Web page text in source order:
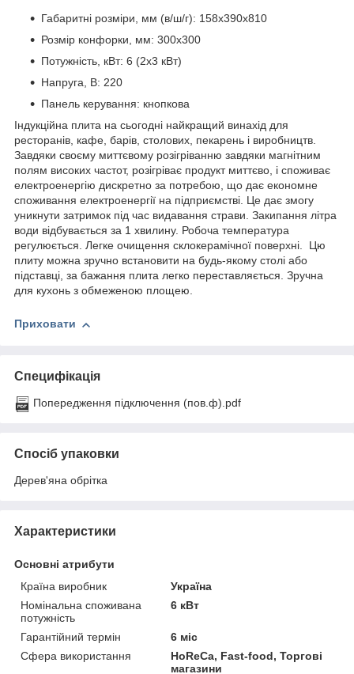
Габаритні розміри, мм (в/ш/г): 158х390х810
Розмір конфорки, мм: 300х300
Потужність, кВт: 6 (2х3 кВт)
Напруга, В: 220
Панель керування: кнопкова
Індукційна плита на сьогодні найкращий винахід для
ресторанів, кафе, барів, столових, пекарень і виробництв.
Завдяки своєму миттєвому розігріванню завдяки магнітним
полям високих частот, розігріває продукт миттєво, і споживає
електроенергію дискретно за потребою, що дає економне
споживання електроенергії на підприємстві. Це дає змогу
уникнути затримок під час видавання страви. Закипання літра
води відбувається за 1 хвилину. Робоча температура
регулюється. Легке очищення склокерамічної поверхні. Цю
плиту можна зручно встановити на будь-якому столі або
підставці, за бажання плита легко переставляється. Зручна
для кухонь з обмеженою площею.
Приховати
Специфікація
Попередження підключення (пов.ф).pdf
Спосіб упаковки
Дерев'яна обрітка
Характеристики
Основні атрибути
Країна виробник
Україна
Номінальна споживана
потужність
6 кВт
Гарантійний термін
6 міс
Сфера використання
HoReCa, Fast-food, Торгові
магазини